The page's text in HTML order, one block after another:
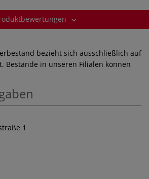
bezieht sich ausschließlich auf
Bestände in unseren Filialen können
1